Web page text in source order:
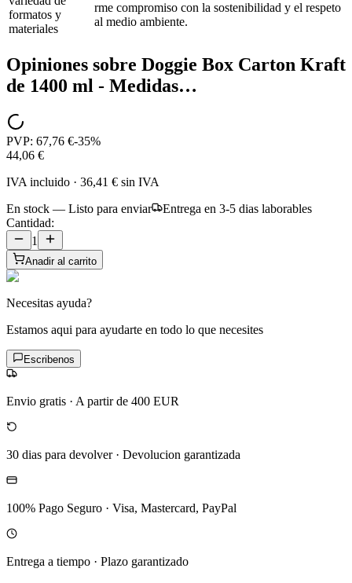
formatos y
materiales
rme compromiso con la sostenibilidad y el respeto
al medio ambiente.
Opiniones sobre Doggie Box Carton Kraft
de 1400 ml - Medidas…
PVP: 67,76 €-35%
44,06 €
IVA incluido · 36,41 € sin IVA
En stock — Listo para enviar
Entrega en 3-5 dias laborables
Cantidad:
1
Anadir al carrito
Necesitas ayuda?
Estamos aqui para ayudarte en todo lo que necesites
Escribenos
Envio gratis · A partir de 400 EUR
30 dias para devolver· Devolucion garantizada
100% Pago Seguro · Visa, Mastercard, PayPal
Entrega a tiempo · Plazo garantizado